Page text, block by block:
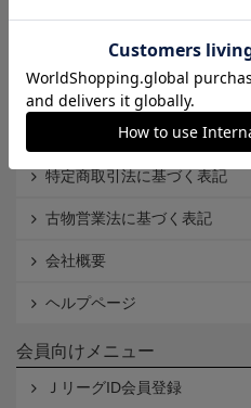
個人情報保護方針
Cookieポリシー
特定商取引法に基づく表記
古物営業法に基づく表記
会社概要
ヘルプページ
会員向けメニュー
ＪリーグID会員登録